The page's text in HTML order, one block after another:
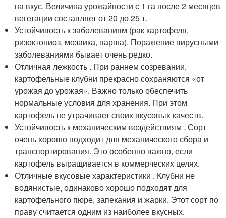
на вкус. Величина урожайности с 1 га после 2 месяцев
вегетации составляет от 20 до 25 т.
Устойчивость к заболеваниям (рак картофеля,
ризоктониоз, мозаика, парша). Поражение вирусными
заболеваниями бывает очень редко.
Отличная лежкость . При раннем созревании,
картофельные клубни прекрасно сохраняются «от
урожая до урожая». Важно только обеспечить
нормальные условия для хранения. При этом
картофель не утрачивает своих вкусовых качеств.
Устойчивость к механическим воздействиям . Сорт
очень хорошо подходит для механического сбора и
транспортирования. Это особенно важно, если
картофель выращивается в коммерческих целях.
Отличные вкусовые характеристики . Клубни не
водянистые, одинаково хорошо подходят для
картофельного пюре, запекания и жарки. Этот сорт по
праву считается одним из наиболее вкусных.